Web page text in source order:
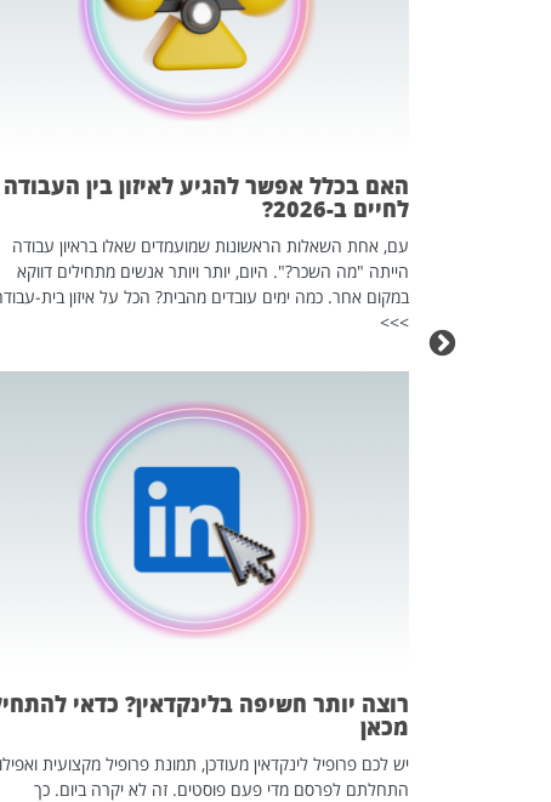
האם בכלל אפשר להגיע לאיזון בין העבודה
לחיים ב-2026?
עם, אחת השאלות הראשונות שמועמדים שאלו בראיון עבודה
הייתה "מה השכר?". היום, יותר ויותר אנשים מתחילים דווקא
במקום אחר. כמה ימים עובדים מהבית? הכל על איזון בית-
>>>
רוצה יותר חשיפה בלינקדאין? כדאי
מכאן
יש לכם פרופיל לינקדאין מעודכן, תמונת פרופיל מקצועית ואפילו
התחלתם לפרסם מדי פעם פוסטים. זה לא יקרה ביום. כך